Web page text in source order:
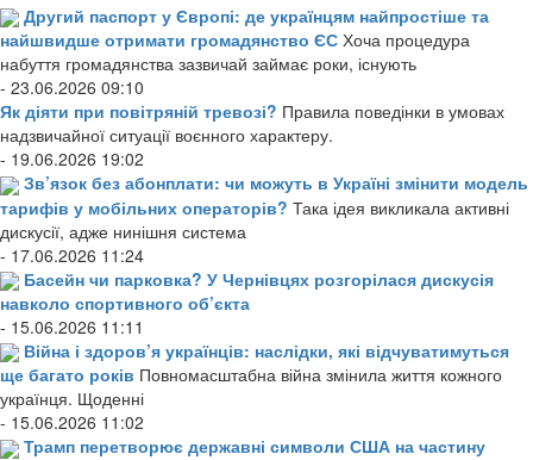
Другий паспорт у Європі: де українцям найпростіше та
найшвидше отримати громадянство ЄС Хоча процедура
набуття громадянства зазвичай займає роки, існують
- 23.06.2026 09:10
Як діяти при повітряній тревозі? Правила поведінки в умовах
надзвичайної ситуації воєнного характеру.
- 19.06.2026 19:02
Зв’язок без абонплати: чи можуть в Україні змінити модель
тарифів у мобільних операторів? Така ідея викликала активні
дискусії, адже нинішня система
- 17.06.2026 11:24
Басейн чи парковка? У Чернівцях розгорілася дискусія
навколо спортивного об’єкта
- 15.06.2026 11:11
Війна і здоров’я українців: наслідки, які відчуватимуться
ще багато років Повномасштабна війна змінила життя кожного
українця. Щоденні
- 15.06.2026 11:02
Трамп перетворює державні символи США на частину